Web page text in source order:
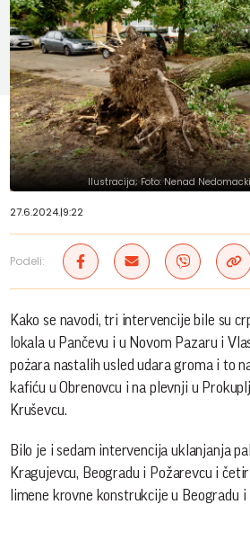
Ilustracija; Foto: Nenad
27.6.2024.|9:22
Podeli:
Kako se navodi, tri intervencije bile su
lokala u Pančevu i u Novom Pazaru i
pożara nastalih usled udara groma i to
kafiću u Obrenovcu i na plevnji u
Kruševcu.
Bilo je i sedam intervencija uklanjanja
Kragujevcu, Beogradu i Požarevcu i
limene krovne konstrukcije u Beogradu i